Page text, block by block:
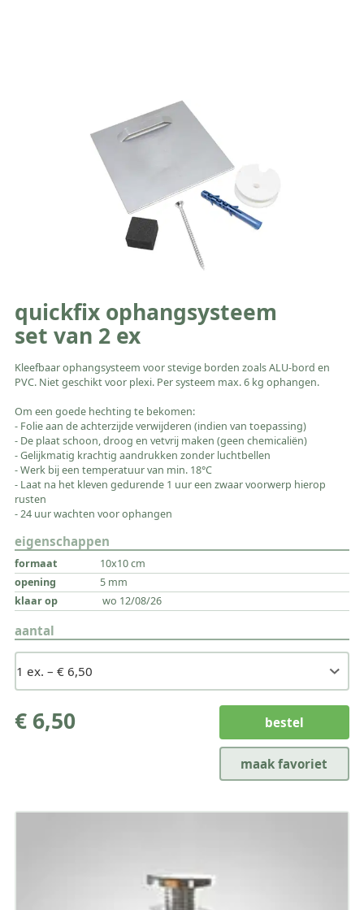
quickfix ophangsysteem
set van 2 ex
Kleefbaar ophangsysteem voor stevige borden zoals ALU-bord en
PVC. Niet geschikt voor plexi. Per systeem max. 6 kg ophangen.
Om een goede hechting te bekomen:
- Folie aan de achterzijde verwijderen (indien van toepassing)
- De plaat schoon, droog en vetvrij maken (geen chemicaliën)
- Gelijkmatig krachtig aandrukken zonder luchtbellen
- Werk bij een temperatuur van min. 18°C
- Laat na het kleven gedurende 1 uur een zwaar voorwerp hierop
rusten
- 24 uur wachten voor ophangen
eigenschappen
10x10 cm
5 mm
wo 12/08/26
aantal
€ 6,50 bestel
maak favoriet